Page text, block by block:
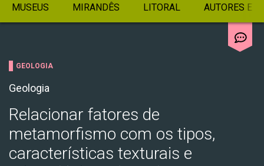
MUSEUS MIRANDÊS LITORAL AUTORES
GEOLOGIA
Geologia
Relacionar fatores de
metamorfismo com os tipos,
características texturais e